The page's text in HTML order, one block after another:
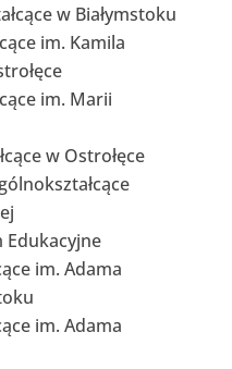
w Białymstoku
im. Kamila
im. Marii
w Ostrołęce
im. Adama
im. Adama